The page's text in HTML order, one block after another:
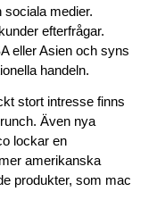
sociala medier.
efterfrågar.
eller Asien och syns
handeln.
stort intresse finns
Även nya
lockar en
amerikanska
produkter, som mac